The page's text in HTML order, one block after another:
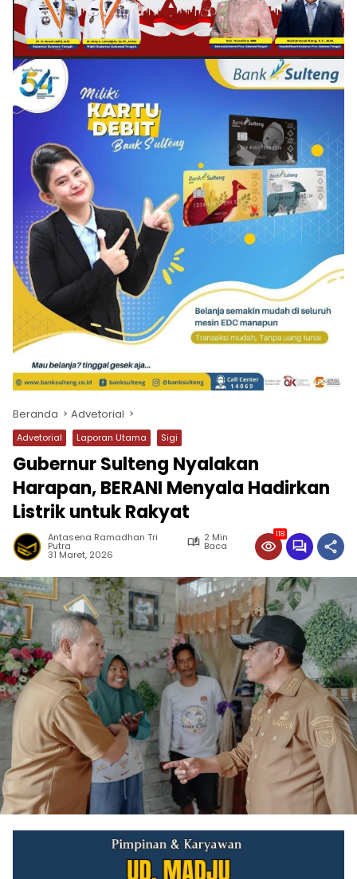
Beranda Advetorial
Advetorial Laporan Utama Sigi
Gubernur Sulteng Nyalakan
Harapan, BERANI Menyala Hadirkan
Listrik untuk Rakyat
Antasena Ramadhan Tri
Putra
2 Min
Baca
31 Maret, 2026
118